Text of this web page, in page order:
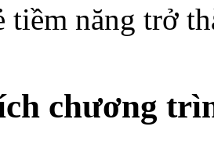
tiềm năng trở
chương